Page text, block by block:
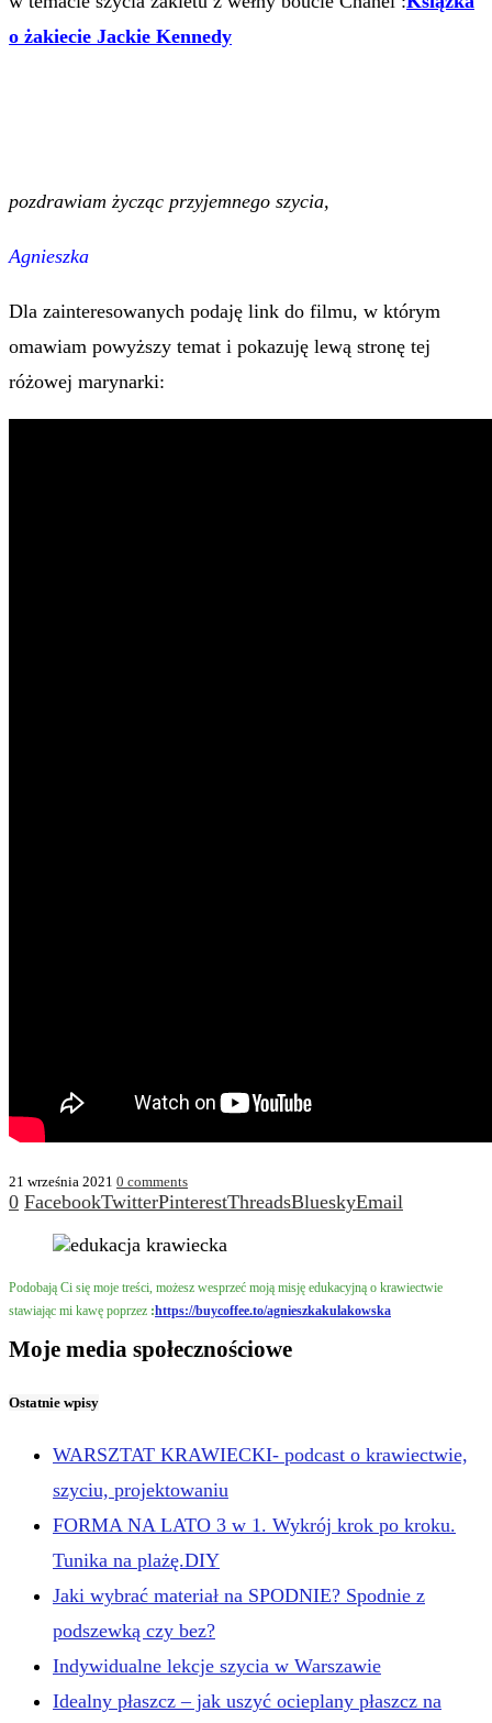
o żakiecie Jackie Kennedy
pozdrawiam życząc przyjemnego szycia,
Agnieszka
Dla zainteresowanych podaję link do filmu, w którym
omawiam powyższy temat i pokazuję lewą stronę tej
różowej marynarki:
21 września 2021 0 comments
0 FacebookTwitterPinterestThreadsBlueskyEmail
Podobają Ci się moje treści, możesz wesprzeć moją misję edukacyjną o krawiectwie
stawiając mi kawę poprzez :https://buycoffee.to/agnieszkakulakowska
Moje media społecznościowe
Ostatnie wpisy
WARSZTAT KRAWIECKI- podcast o krawiectwie,
szyciu, projektowaniu
FORMA NA LATO 3 w 1. Wykrój krok po kroku.
Tunika na plażę.DIY
Jaki wybrać materiał na SPODNIE? Spodnie z
podszewką czy bez?
Indywidualne lekcje szycia w Warszawie
Idealny płaszcz – jak uszyć ocieplany płaszcz na